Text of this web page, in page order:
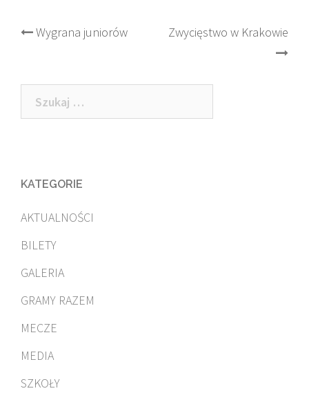
Post
Wygrana juniorów Zwycięstwo w Krakowie
Szukaj:
KATEGORIE
AKTUALNOŚCI
BILETY
GALERIA
GRAMY RAZEM
MECZE
MEDIA
SZKOŁY